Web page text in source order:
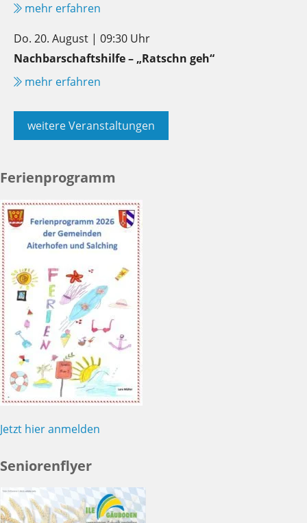
mehr erfahren
Do. 20. August | 09:30 Uhr
Nachbarschaftshilfe – „Ratschn geh“
mehr erfahren
weitere Veranstaltungen
Ferienprogramm
Jetzt hier anmelden
Seniorenflyer